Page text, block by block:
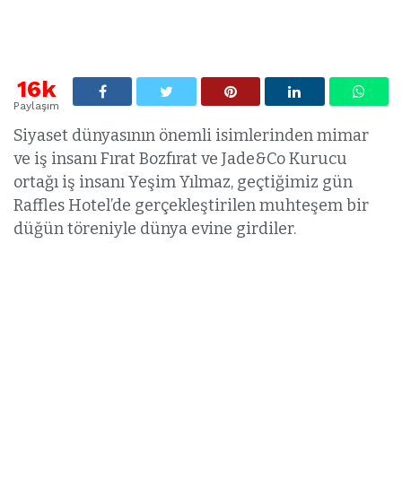
16k
Paylaşım
Siyaset dünyasının önemli isimlerinden mimar
ve iş insanı Fırat Bozfırat ve Jade&Co Kurucu
ortağı iş insanı Yeşim Yılmaz, geçtiğimiz gün
Raffles Hotel’de gerçekleştirilen muhteşem bir
düğün töreniyle dünya evine girdiler.